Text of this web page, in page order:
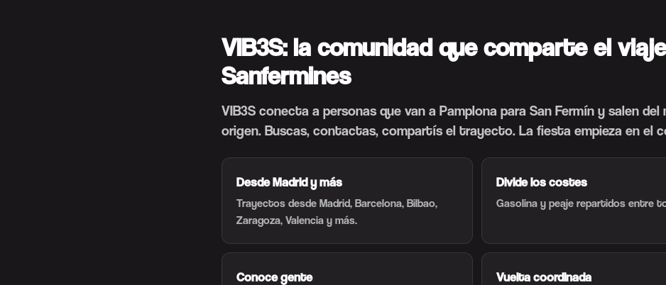
VIB3S: la comunidad que comparte el
Sanfermines
VIB3S conecta a personas que van a Pamplona para San Fermín y salen del
origen. Buscas, contactas, compartís el trayecto. La fiesta empieza en el
Desde Madrid y más
Trayectos desde Madrid, Barcelona, Bilbao,
Zaragoza, Valencia y más.
Divide los costes
Gasolina y peaje repartidos entre
Conoce gente Vuelta coordinada